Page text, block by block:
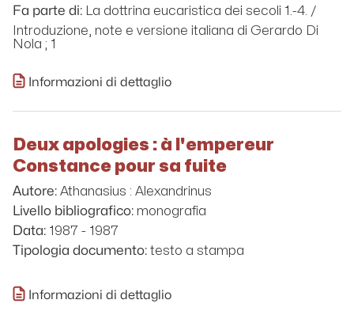
Fa parte di: La dottrina eucaristica dei secoli 1.-4. /
Introduzione, note e versione italiana di Gerardo Di
Nola ; 1
Informazioni di dettaglio
Deux apologies : à l'empereur
Constance pour sa fuite
Autore: Athanasius : Alexandrinus
Livello bibliografico: monografia
Data: 1987 - 1987
Tipologia documento: testo a stampa
Informazioni di dettaglio